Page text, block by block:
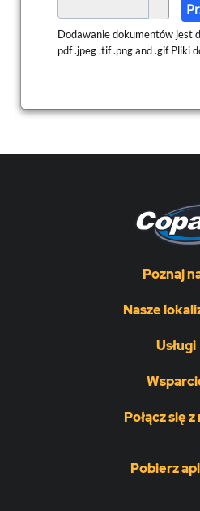
Dodawanie dokumentów jest
pdf .jpeg .tif .png and .gif Pliki
Poznaj
Nasze
Usługi
Połącz się
Pobierz